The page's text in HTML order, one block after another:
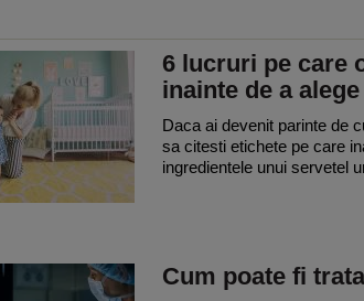
6 lucruri pe care
inainte de a
Daca ai devenit parinte de
sa citesti etichete pe care
ingredientele unui servetel
Cum poate fi